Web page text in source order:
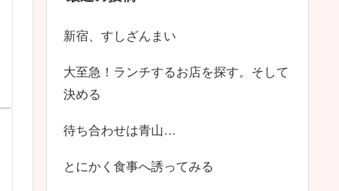
新宿、すしざんまい
大至急！ランチするお店を探す。そして
決める
待ち合わせは青山…
とにかく食事へ誘ってみる